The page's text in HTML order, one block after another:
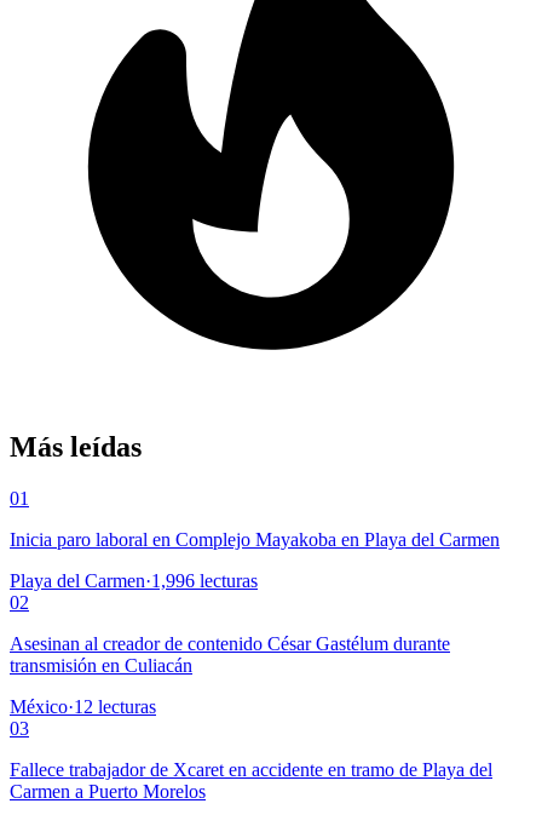
Más leídas
01
Inicia paro laboral en Complejo Mayakoba en Playa del Carmen
Playa del Carmen·1,996 lecturas
02
Asesinan al creador de contenido César Gastélum durante
transmisión en Culiacán
México·12 lecturas
03
Fallece trabajador de Xcaret en accidente en tramo de Playa del
Carmen a Puerto Morelos